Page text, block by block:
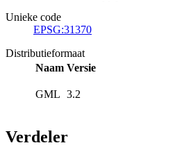
Unieke code
EPSG:31370
Distributieformaat
Naam Versie
GML 3.2
Verdeler